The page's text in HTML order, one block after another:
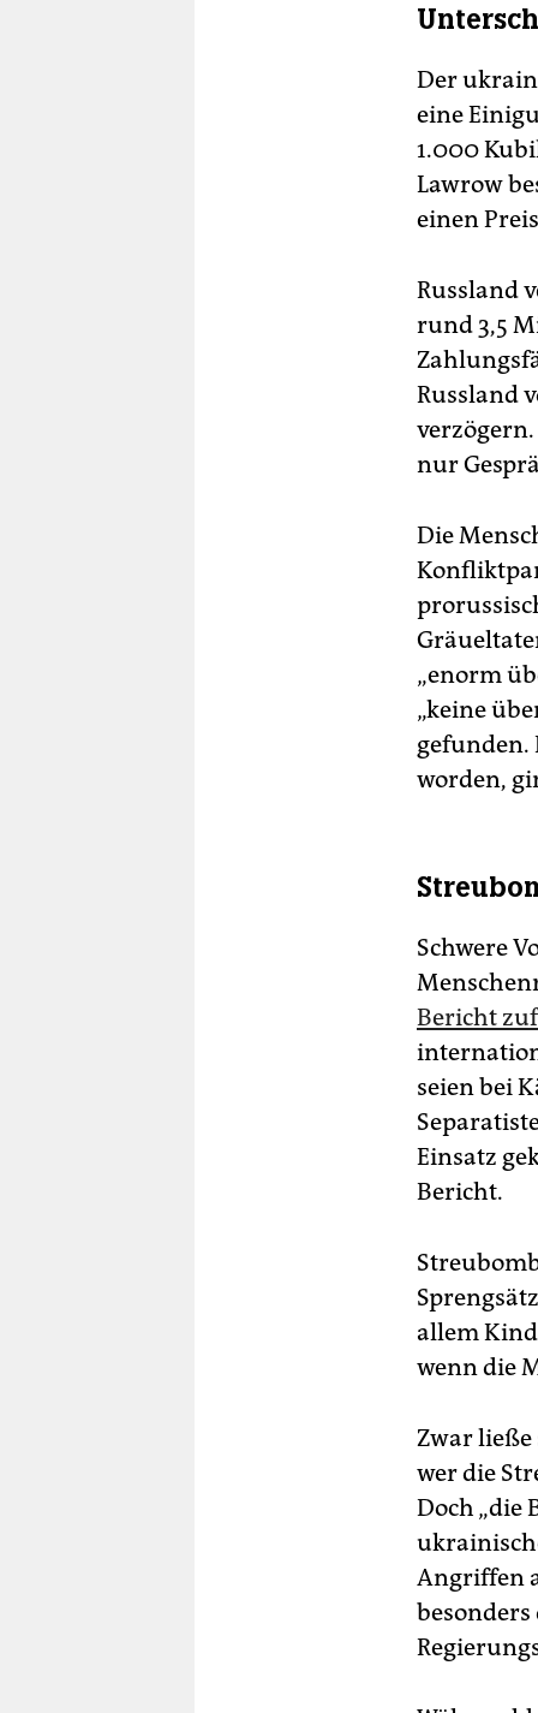
Der
eine
1.000
Lawrow
einen
Russland
rund 3,5
Russland
nur
Die
„enorm
„keine
gefunden.
worden,
Schwere
Bericht
seien bei
Einsatz
Bericht.
allem
wenn die
Zwar
wer die
Doch „die
Angriffen